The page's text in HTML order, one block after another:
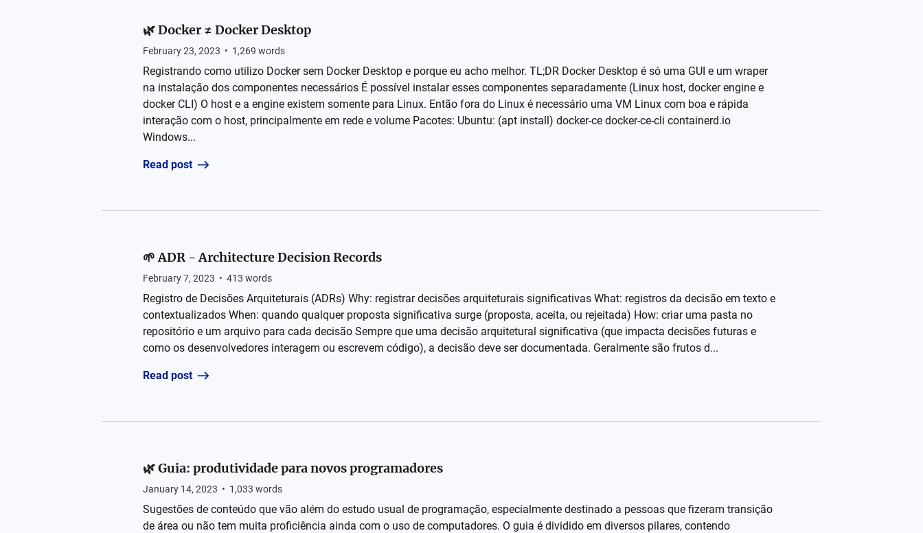
🌿 Docker ≠ Docker Desktop
February 23, 2023 • 1,269 words
Registrando como utilizo Docker sem Docker Desktop e porque eu acho melhor. TL;DR Docker Desktop é só uma GUI e um wraper
na instalação dos componentes necessários É possível instalar esses componentes separadamente (Linux host, docker engine e
docker CLI) O host e a engine existem somente para Linux. Então fora do Linux é necessário uma VM Linux com boa e rápida
interação com o host, principalmente em rede e volume Pacotes: Ubuntu: (apt install) docker-ce docker-ce-cli containerd.io
Windows...
Read post
🌱 ADR - Architecture Decision Records
February 7, 2023 • 413 words
Registro de Decisões Arquiteturais (ADRs) Why: registrar decisões arquiteturais significativas What: registros da decisão em texto e
contextualizados When: quando qualquer proposta significativa surge (proposta, aceita, ou rejeitada) How: criar uma pasta no
repositório e um arquivo para cada decisão Sempre que uma decisão arquitetural significativa (que impacta decisões futuras e
como os desenvolvedores interagem ou escrevem código), a decisão deve ser documentada. Geralmente são frutos d...
Read post
🌿 Guia: produtividade para novos programadores
January 14, 2023 • 1,033 words
Sugestões de conteúdo que vão além do estudo usual de programação, especialmente destinado a pessoas que fizeram transição
de área ou não tem muita proficiência ainda com o uso de computadores. O guia é dividido em diversos pilares, contendo